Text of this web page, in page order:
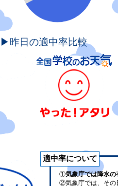
▶昨日の適中率比較
適中率について
①気象庁では降水の
②気象庁では、その